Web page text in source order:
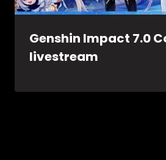
Genshin Impact 7.0
livestream